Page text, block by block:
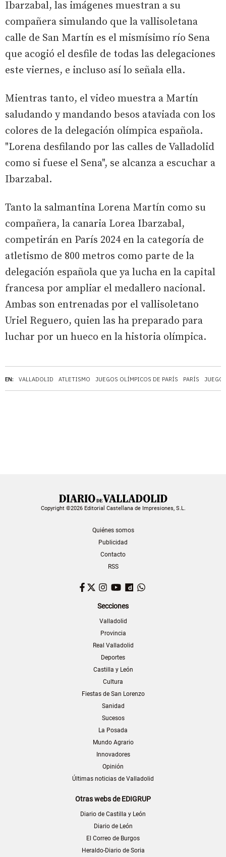
EN: VALLADOLID ATLETISMO JUEGOS OLÍMPICOS DE PARÍS PARÍS
Ibarzabal, las imágenes muestran a su
compañera simulando que la vallisoletana
calle de San Martín es el mismísimo río Sena
que acogió el desfile de todas las delegaciones
este viernes, e incluso así lo señala ella.
Mientras tanto, el video muestra a Martín
saludando y mandando besos ataviada con los
colores de la delegación olímpica española.
"Lorena desfilando por las calles de Valladolid
como si fuese el Sena", se alcanza a escuchar a
Ibarzabal.
Tanto la salmantina Lorena Martín como su
compañera, la canaria Lorea Ibarzabal,
competirán en París 2024 en la categoría de
atletismo de 800 metros como parte de la
delegación española que ya lucha en la capital
francesa por ampliar el medallero nacional.
Ambas son entrenadas por el vallisoletano
Uriel Reguero, quien las ha preparado para
luchar por un hueco en la historia olímpica.
Copyright ©2026 Editorial Castellana de Impresiones, S.L.
Quiénes somos
Publicidad
Contacto
RSS
Facebook
TwitterInstagram
YouTubeDailymotion
Secciones
Valladolid
Provincia
Real Valladolid
Deportes
Castilla y León
Cultura
Fiestas de San Lorenzo
Sanidad
Sucesos
La Posada
Mundo Agrario
Innovadores
Opinión
Últimas noticias de Valladolid
Otras webs de EDIGRUP
Diario de Castilla y León
Diario de León
El Correo de Burgos
Heraldo-Diario de Soria